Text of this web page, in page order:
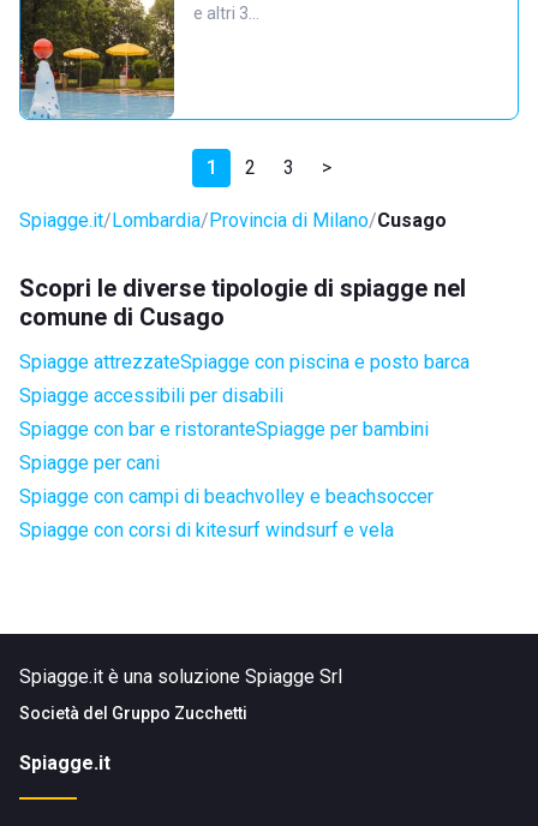
e altri 3…
1 2 3 >
Spiagge.it Lombardia Provincia di Milano Cusago
Scopri le diverse tipologie di spiagge nel
comune di Cusago
Spiagge attrezzateSpiagge con piscina e posto barca
Spiagge accessibili per disabili
Spiagge con bar e ristoranteSpiagge per bambini
Spiagge per cani
Spiagge con campi di beachvolley e beachsoccer
Spiagge con corsi di kitesurf windsurf e vela
Spiagge.it è una soluzione Spiagge Srl
Società del Gruppo Zucchetti
Spiagge.it